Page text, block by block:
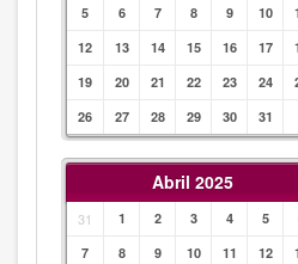
5 6 7 8 9 10
12
13 14 15 16 17
19
20 21 22 23 24
26
27 28 29 30 31
Abril 2025
31 1 2 3 4 5
7
8 9 10 11 12